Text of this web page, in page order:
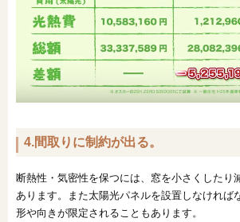
4.間取りに制約が出る。
断熱性・気密性を保つには、窓を小さくしたり
あります。また太陽光パネルを設置しなければ
形や向きが限定されることもあります。